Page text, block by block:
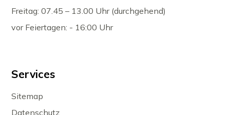
Freitag: 07.45 – 13.00 Uhr (durchgehend)
vor Feiertagen: - 16:00 Uhr
Services
Sitemap
Datenschutz